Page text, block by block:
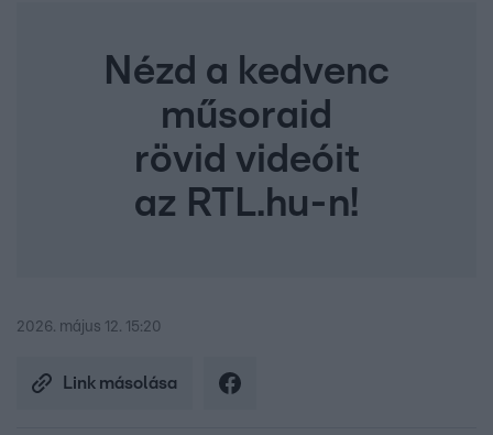
Nézd a kedvenc
műsoraid
rövid videóit
az RTL.hu-n!
2026. május 12. 15:20
Link másolása